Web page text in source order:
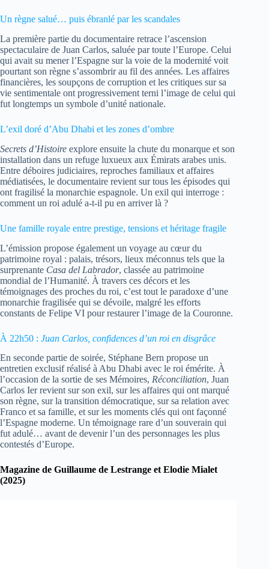
Un règne salué… puis ébranlé par les scandales
La première partie du documentaire retrace l’ascension
spectaculaire de Juan Carlos, saluée par toute l’Europe. Celui
qui avait su mener l’Espagne sur la voie de la modernité voit
pourtant son règne s’assombrir au fil des années. Les affaires
financières, les soupçons de corruption et les critiques sur sa
vie sentimentale ont progressivement terni l’image de celui qui
fut longtemps un symbole d’unité nationale.
L’exil doré d’Abu Dhabi et les zones d’ombre
Secrets d’Histoire explore ensuite la chute du monarque et son
installation dans un refuge luxueux aux Émirats arabes unis.
Entre déboires judiciaires, reproches familiaux et affaires
médiatisées, le documentaire revient sur tous les épisodes qui
ont fragilisé la monarchie espagnole. Un exil qui interroge :
comment un roi adulé a-t-il pu en arriver là ?
Une famille royale entre prestige, tensions et héritage fragile
L’émission propose également un voyage au cœur du
patrimoine royal : palais, trésors, lieux méconnus tels que la
surprenante Casa del Labrador, classée au patrimoine
mondial de l’Humanité. À travers ces décors et les
témoignages des proches du roi, c’est tout le paradoxe d’une
monarchie fragilisée qui se dévoile, malgré les efforts
constants de Felipe VI pour restaurer l’image de la Couronne.
À 22h50 : Juan Carlos, confidences d’un roi en disgrâce
En seconde partie de soirée, Stéphane Bern propose un
entretien exclusif réalisé à Abu Dhabi avec le roi émérite. À
l’occasion de la sortie de ses Mémoires, Réconciliation, Juan
Carlos Ier revient sur son exil, sur les affaires qui ont marqué
son règne, sur la transition démocratique, sur sa relation avec
Franco et sa famille, et sur les moments clés qui ont façonné
l’Espagne moderne. Un témoignage rare d’un souverain qui
fut adulé… avant de devenir l’un des personnages les plus
contestés d’Europe.
Magazine de Guillaume de Lestrange et Elodie Mialet
(2025)